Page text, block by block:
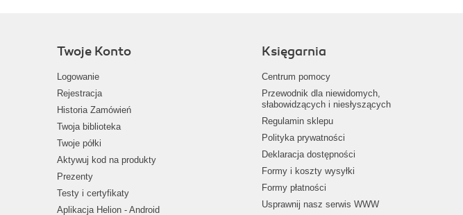
Twoje Konto
Logowanie
Rejestracja
Historia Zamówień
Twoja biblioteka
Twoje półki
Aktywuj kod na produkty
Prezenty
Testy i certyfikaty
Aplikacja Helion - Android
Księgarnia
Centrum pomocy
Przewodnik dla niewidomych,
słabowidzących i niesłyszących
Regulamin sklepu
Polityka prywatności
Deklaracja dostępności
Formy i koszty wysyłki
Formy płatności
Usprawnij nasz serwis WWW